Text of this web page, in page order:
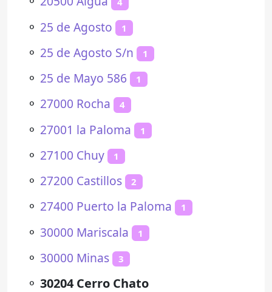
⚬ 25 de Agosto 1
⚬ 25 de Agosto S/n 1
⚬ 25 de Mayo 586 1
⚬ 27000 Rocha 4
⚬ 27001 la Paloma 1
⚬ 27100 Chuy 1
⚬ 27200 Castillos 2
⚬ 27400 Puerto la Paloma 1
⚬ 30000 Mariscala 1
⚬ 30000 Minas 3
⚬ 30204 Cerro Chato